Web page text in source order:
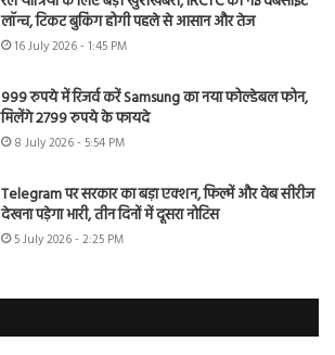
लॉन्च, टिकट बुकिंग होगी पहले से आसान और तेज
16 July 2026 - 1:45 PM
999 रुपये में रिजर्व करें Samsung का नया फोल्डेबल फोन,
मिलेंगे 2799 रुपये के फायदे
8 July 2026 - 5:54 PM
Telegram पर सरकार का बड़ा एक्शन, फिल्में और वेब सीरीज
देखना पड़ेगा भारी, तीन दिनों में दूसरा नोटिस
5 July 2026 - 2:25 PM